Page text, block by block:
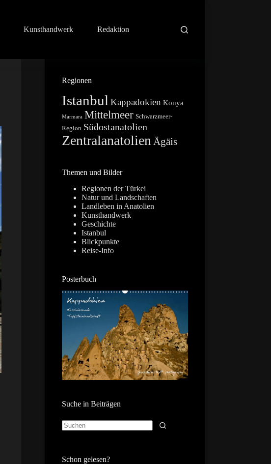
Kunsthandwerk Redaktion
Regionen
Istanbul Kappadokien Konya
Marmara Mittelmeer Schwarzmeer-
Region Südostanatolien
Zentralanatolien Ägäis
Themen und Bilder
Regionen der Türkei
Natur und Landschaften
Landleben in Anatolien
Kunsthandwerk
Geschichte
Istanbul
Blickpunkte
Reise-Info
Posterbuch
Suche in Beiträgen
Schon gelesen?